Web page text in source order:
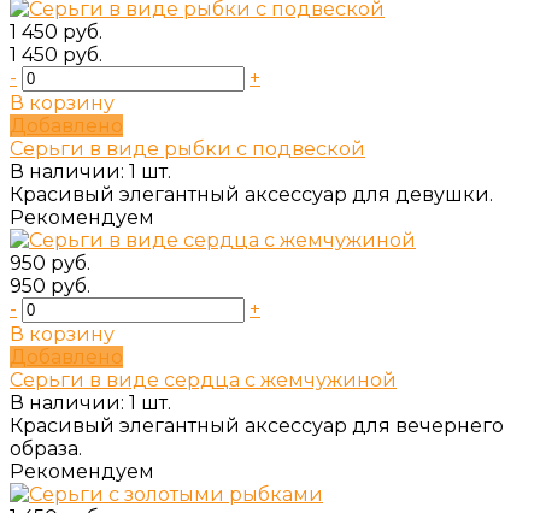
1 450 руб.
1 450 руб.
-
+
В корзину
Добавлено
Серьги в виде рыбки с подвеской
В наличии: 1 шт.
Красивый элегантный аксессуар для девушки.
Рекомендуем
950 руб.
950 руб.
-
+
В корзину
Добавлено
Серьги в виде сердца с жемчужиной
В наличии: 1 шт.
Красивый элегантный аксессуар для вечернего
образа.
Рекомендуем